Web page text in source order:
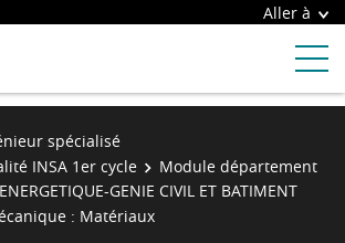
Aller à
spécialisé
INSA 1er cycle
Module département
GENIE CIVIL ET BATIMENT
: Matériaux